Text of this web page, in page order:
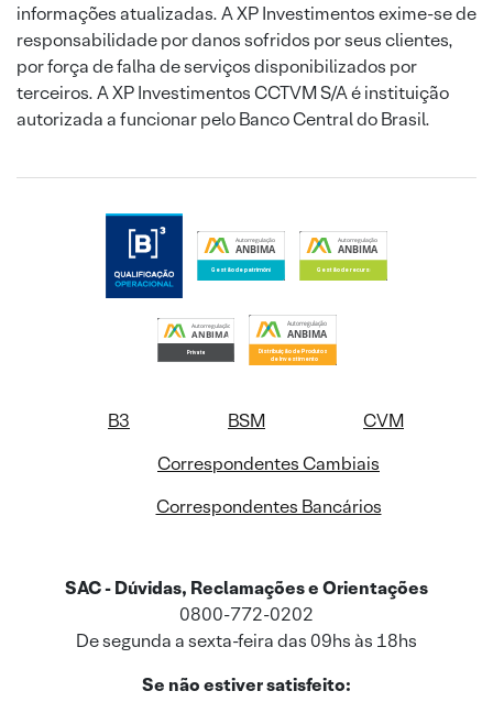
informações atualizadas. A XP Investimentos exime-se de
responsabilidade por danos sofridos por seus clientes,
por força de falha de serviços disponibilizados por
terceiros. A XP Investimentos CCTVM S/A é instituição
autorizada a funcionar pelo Banco Central do Brasil.
B3 BSM
CVM
Correspondentes Cambiais
Correspondentes Bancários
SAC - Dúvidas, Reclamações e Orientações
0800-772-0202
De segunda a sexta-feira das 09hs às 18hs
Se não estiver satisfeito: